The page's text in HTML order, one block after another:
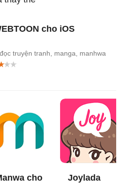
cho iOS
truyện tranh, manga, manhwa
cho
Joylada